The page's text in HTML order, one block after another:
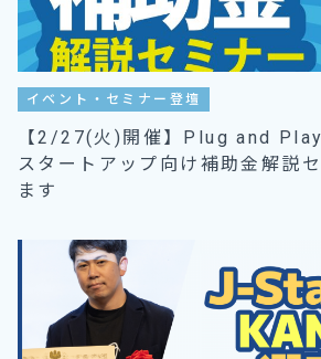
イベント・セミナー登壇
【2/27(火)開催】Plug and
スタートアップ向け補助金解説
ます